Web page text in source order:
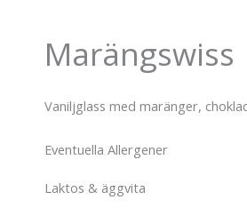
Marängswiss
Vaniljglass med maränger,
Eventuella Allergener
Laktos & äggvita